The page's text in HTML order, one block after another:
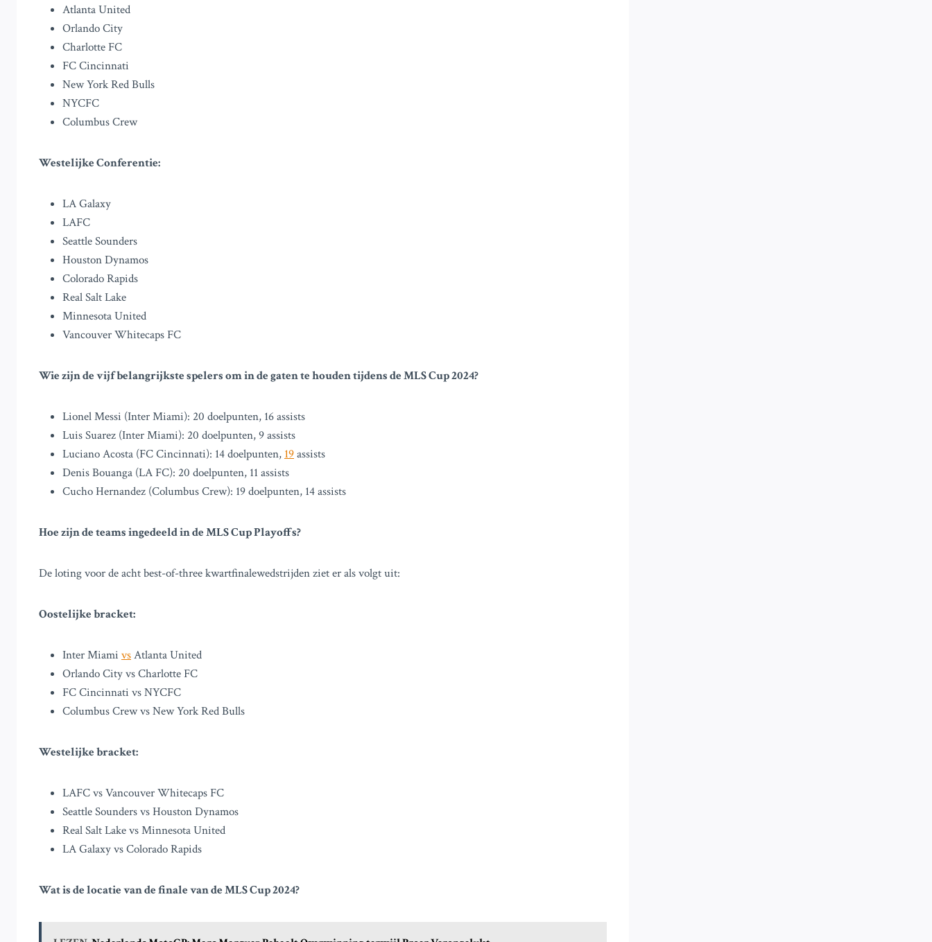
Atlanta United
Orlando City
Charlotte FC
FC Cincinnati
New York Red Bulls
NYCFC
Columbus Crew
Westelijke Conferentie:
LA Galaxy
LAFC
Seattle Sounders
Houston Dynamos
Colorado Rapids
Real Salt Lake
Minnesota United
Vancouver Whitecaps FC
Wie zijn de vijf belangrijkste spelers om in de gaten te houden tijdens de MLS Cup 2024?
Lionel Messi (Inter Miami): 20 doelpunten, 16 assists
Luis Suarez (Inter Miami): 20 doelpunten, 9 assists
Luciano Acosta (FC Cincinnati): 14 doelpunten, 19assists
Denis Bouanga (LA FC): 20 doelpunten, 11 assists
Cucho Hernandez (Columbus Crew): 19 doelpunten, 14 assists
Hoe zijn de teams ingedeeld in de MLS Cup Playoffs?
De loting voor de acht best-of-three kwartfinalewedstrijden ziet er als volgt uit:
Oostelijke bracket:
Inter Miami vsAtlanta United
Orlando City vs Charlotte FC
FC Cincinnati vs NYCFC
Columbus Crew vs New York Red Bulls
Westelijke bracket:
LAFC vs Vancouver Whitecaps FC
Seattle Sounders vs Houston Dynamos
Real Salt Lake vs Minnesota United
LA Galaxy vs Colorado Rapids
Wat is de locatie van de finale van de MLS Cup 2024?